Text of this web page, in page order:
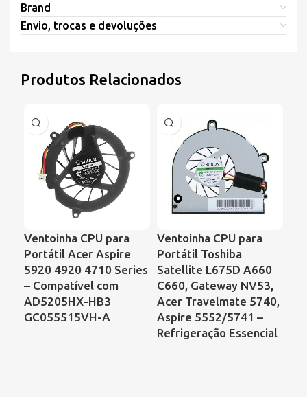
Brand
Envio, trocas e devoluções
Produtos Relacionados
Ventoinha CPU para
Portátil Acer Aspire
5920 4920 4710 Series
– Compatível com
AD5205HX-HB3
GC055515VH-A
Ventoinha CPU para
Portátil Toshiba
Satellite L675D A660
C660, Gateway NV53,
Acer Travelmate 5740,
Aspire 5552/5741 –
Refrigeração Essencial